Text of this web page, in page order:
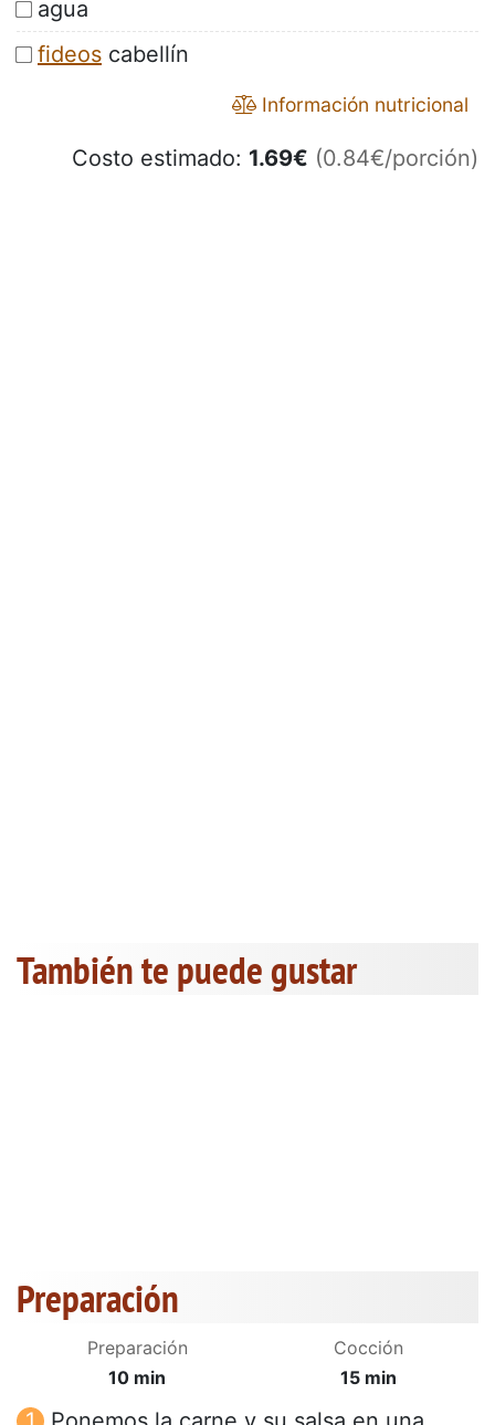
agua
fideos cabellín
Información nutricional
Costo estimado: 1.69€ (0.84€/porción)
También te puede gustar
Preparación
Preparación
10 min
Cocción
15 min